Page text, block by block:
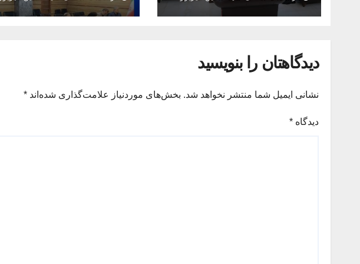
مشهد همزمان با دهه
پایانی ماه صفر
دیدگاهتان را بنویسید
نشانی ایمیل شما منتشر نخواهد شد. بخش‌های موردنیاز علامت‌گذاری شده‌اند *
دیدگاه *